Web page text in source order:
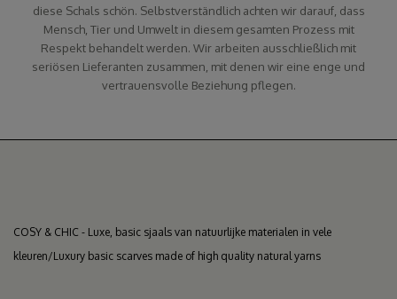
diese Schals schön. Selbstverständlich achten wir darauf, dass
Mensch, Tier und Umwelt in diesem gesamten Prozess mit
Respekt behandelt werden. Wir arbeiten ausschließlich mit
seriösen Lieferanten zusammen, mit denen wir eine enge und
vertrauensvolle Beziehung pflegen.
COSY & CHIC - Luxe, basic sjaals van natuurlijke materialen in vele
kleuren/Luxury basic scarves made of high quality natural yarns